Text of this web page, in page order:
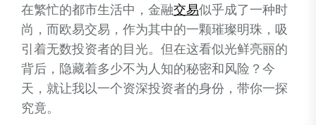
在繁忙的都市生活中，金融交易似乎成了一种时
尚，而欧易交易，作为其中的一颗璀璨明珠，吸
引着无数投资者的目光。但在这看似光鲜亮丽的
背后，隐藏着多少不为人知的秘密和风险？今
天，就让我以一个资深投资者的身份，带你一探
究竟。